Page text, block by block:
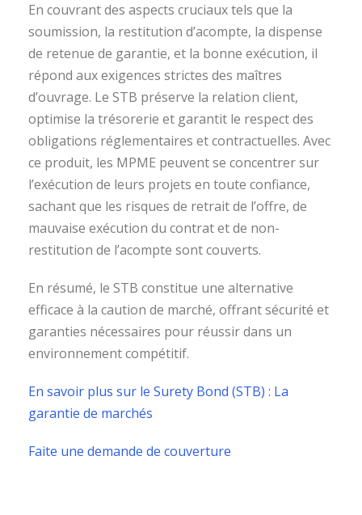
En couvrant des aspects cruciaux tels que la
soumission, la restitution d’acompte, la dispense
de retenue de garantie, et la bonne exécution, il
répond aux exigences strictes des maîtres
d’ouvrage. Le STB préserve la relation client,
optimise la trésorerie et garantit le respect des
obligations réglementaires et contractuelles. Avec
ce produit, les MPME peuvent se concentrer sur
l’exécution de leurs projets en toute confiance,
sachant que les risques de retrait de l’offre, de
mauvaise exécution du contrat et de non-
restitution de l’acompte sont couverts.
En résumé, le STB constitue une alternative
efficace à la caution de marché, offrant sécurité et
garanties nécessaires pour réussir dans un
environnement compétitif.
En savoir plus sur le Surety Bond (STB) : La
garantie de marchés
Faite une demande de couverture